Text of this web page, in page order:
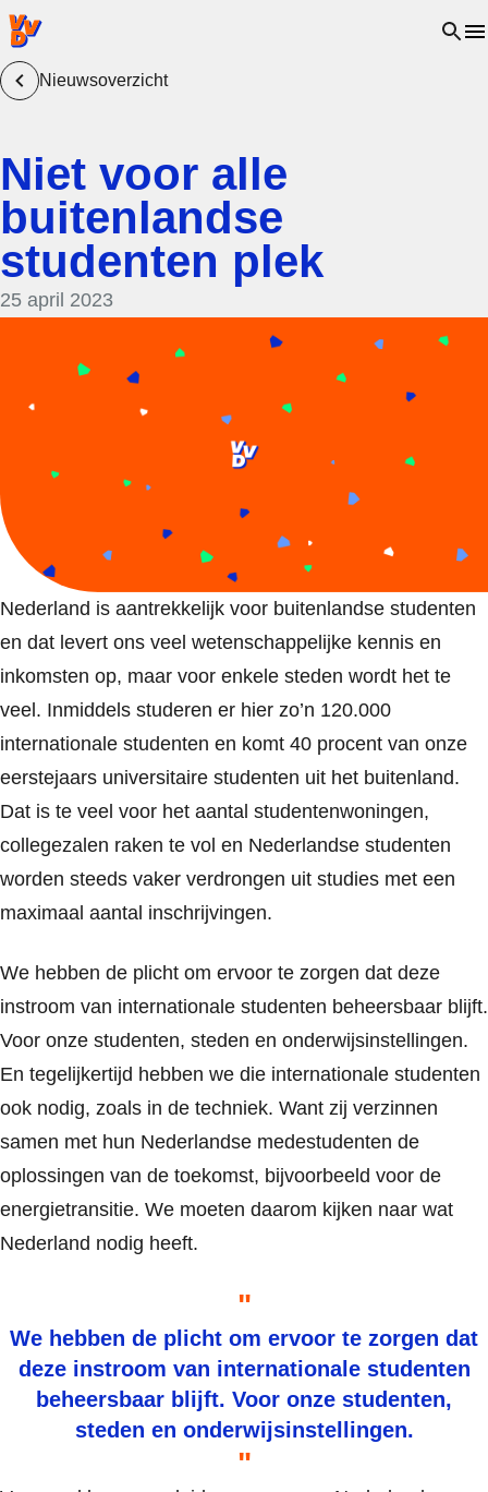
VVD.nl - Ga naar de homepage Open
Nieuwsoverzicht
Niet voor alle
buitenlandse
studenten plek
25 april 2023
Nederland is aantrekkelijk voor buitenlandse studenten
en dat levert ons veel wetenschappelijke kennis en
inkomsten op, maar voor enkele steden wordt het te
veel. Inmiddels studeren er hier zo’n 120.000
internationale studenten en komt 40 procent van onze
eerstejaars universitaire studenten uit het buitenland.
Dat is te veel voor het aantal studentenwoningen,
collegezalen raken te vol en Nederlandse studenten
worden steeds vaker verdrongen uit studies met een
maximaal aantal inschrijvingen.
We hebben de plicht om ervoor te zorgen dat deze
instroom van internationale studenten beheersbaar blijft.
Voor onze studenten, steden en onderwijsinstellingen.
En tegelijkertijd hebben we die internationale studenten
ook nodig, zoals in de techniek. Want zij verzinnen
samen met hun Nederlandse medestudenten de
oplossingen van de toekomst, bijvoorbeeld voor de
energietransitie. We moeten daarom kijken naar wat
Nederland nodig heeft.
We hebben de plicht om ervoor te zorgen dat
deze instroom van internationale studenten
beheersbaar blijft. Voor onze studenten,
steden en onderwijsinstellingen.